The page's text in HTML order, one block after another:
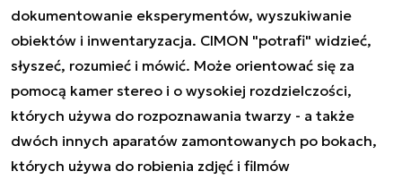
dokumentowanie eksperymentów, wyszukiwanie
obiektów i inwentaryzacja. CIMON "potrafi" widzieć,
słyszeć, rozumieć i mówić. Może orientować się za
pomocą kamer stereo i o wysokiej rozdzielczości,
których używa do rozpoznawania twarzy - a także
dwóch innych aparatów zamontowanych po bokach,
których używa do robienia zdjęć i filmów